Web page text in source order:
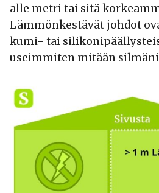
alle metri tai sitä
Lämmönkestävät johdot
kumi- tai
useimmiten mitään